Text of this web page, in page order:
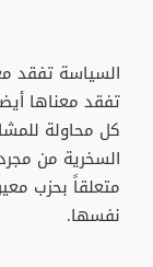
السياسة تفقد
تفقد معناها
كل محاولة
السخرية من
متعلقاً بحزب
نفسها.